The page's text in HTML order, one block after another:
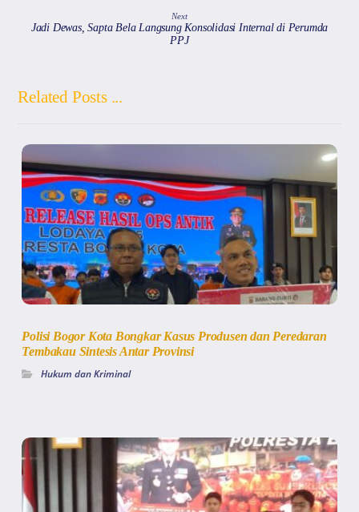
Next
Jadi Dewas, Sapta Bela Langsung Konsolidasi Internal di Perumda
PPJ
Related Posts ...
Polisi Bogor Kota Bongkar Kasus Produsen dan Peredaran
Tembakau Sintesis Antar Provinsi
Hukum dan Kriminal